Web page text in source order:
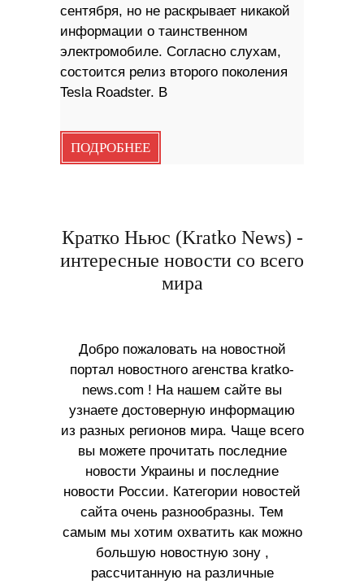
сентября, но не раскрывает никакой
информации о таинственном
электромобиле. Согласно слухам,
состоится релиз второго поколения
Tesla Roadster. В
ПОДРОБНЕЕ
Кратко Ньюс (Kratko News) -
интересные новости со всего
мира
Добро пожаловать на новостной
портал новостного агенства kratko-
news.com ! На нашем сайте вы
узнаете достоверную информацию
из разных регионов мира. Чаще всего
вы можете прочитать последние
новости Украины и последние
новости России. Категории новостей
сайта очень разнообразны. Тем
самым мы хотим охватить как можно
большую новостную зону ,
рассчитанную на различные